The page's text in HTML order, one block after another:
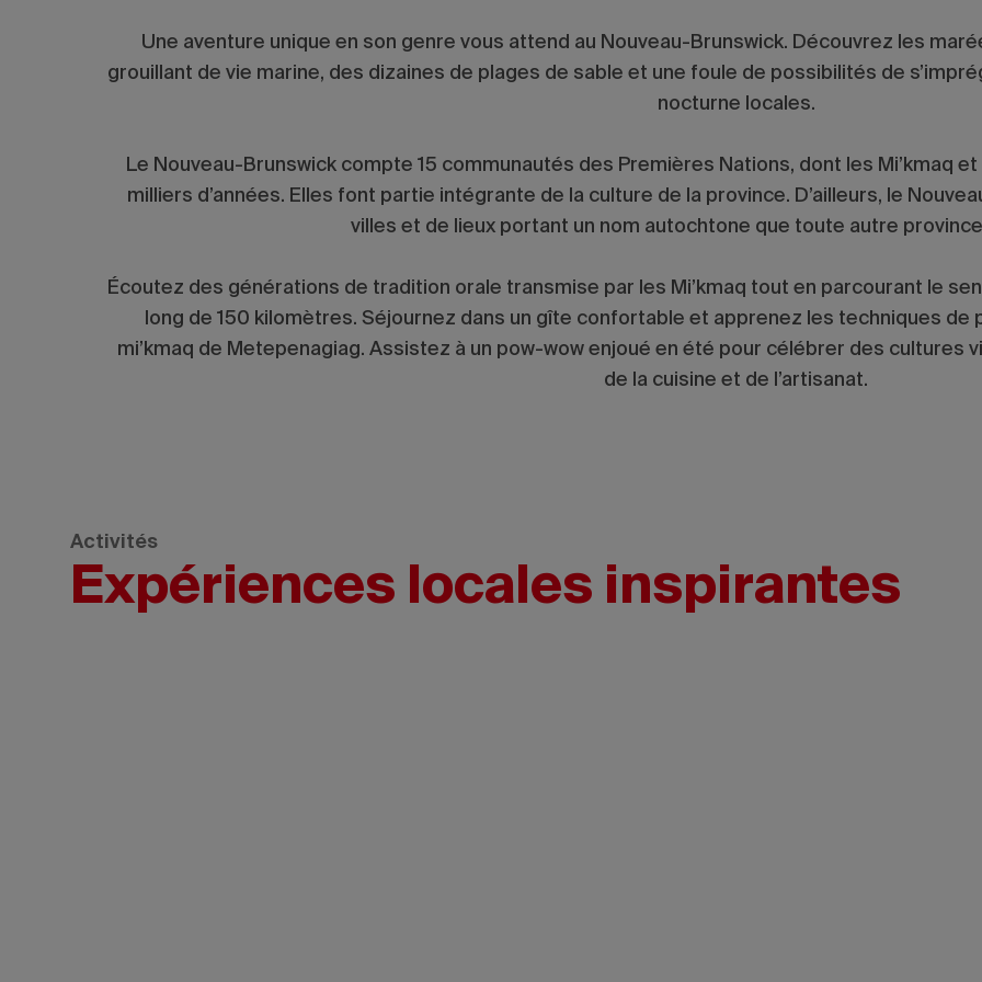
Une aventure unique en son genre vous attend au Nouveau-Brunswick. Découvrez les
grouillant de vie marine, des dizaines de plages de sable et une foule de possibilités de
nocturne locales.
Le Nouveau-Brunswick compte 15 communautés des Premières Nations, dont les Mi’kmaq
milliers d’années. Elles font partie intégrante de la culture de la province. D’ailleurs, le
villes et de lieux portant un nom autochtone que toute autre province
Écoutez des générations de tradition orale transmise par les Mi’kmaq tout en parcourant le
long de 150 kilomètres. Séjournez dans un gîte confortable et apprenez les techniques de
mi’kmaq de Metepenagiag. Assistez à un pow-wow enjoué en été pour célébrer des cultures
de la cuisine et de l’artisanat.
Activités
Expériences locales inspirantes